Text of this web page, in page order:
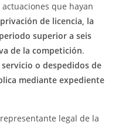
que hayan
privación de licencia, la
superior a seis
de la competición.
o despedidos de
mediante expediente
legal de la